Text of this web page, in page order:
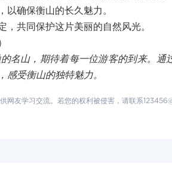
以确保衡山的长久魅力。
共同保护这片美丽的自然风光。
名山，期待着每一位游客的到来。通
感受衡山的独特魅力。
网友学习交流。若您的权利被侵害，请联系